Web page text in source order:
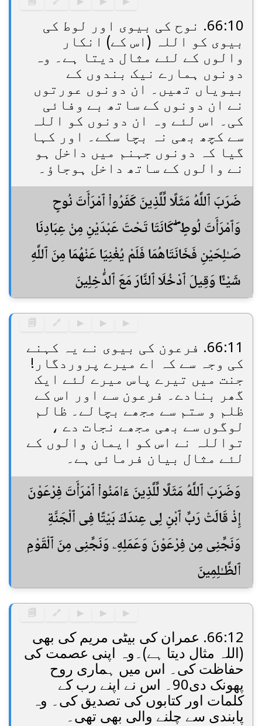
▶
▶
▶
🔗
🗐
66:10. نوح کی بیوی اور لوط کی
بیوی کو اللہ (اس کے) انکار
والوں کے لئے مثال دیتا ہے۔ وہ
دونوں ہمارے نیک بندوں کے
بیویاں تھیں۔ ان دونوں عورتوں
نے ان دونوں کے ساتھ بے وفائی
کی۔ اس لئے وہ ان دونوں کو اللہ
سے کچھ بھی نہ بچا سکے۔ اور کہا
گیا کہ دونوں جہنم میں داخل ہو
نے والوں کے ساتھ داخل ہوجاؤ۔
ضَرَبَ ٱللَّهُ مَثَلًا لِّلَّذِينَ كَفَرُوا۟ ٱمْرَأَتَ نُوحٍ
وَٱمْرَأَتَ لُوطٍ ۖ كَانَتَا تَحْتَ عَبْدَيْنِ مِنْ عِبَادِنَا
صَـٰلِحَيْنِ فَخَانَتَاهُمَا فَلَمْ يُغْنِيَا عَنْهُمَا مِنَ ٱللَّهِ
شَيْـًٔا وَقِيلَ ٱدْخُلَا ٱلنَّارَ مَعَ ٱلدَّٰخِلِينَ
▶
▶
▶
🔗
🗐
66:11. فرعون کی بیوی نے یہ کہنے
کی وجہ سے کہ اے میرے پروردگار!
جنت میں تیرے پاس میرے لئے ایک
گھر بنادے۔ فرعون سے اور اس کے
ظلم و ستم سے مجھے بچالے۔ ظالم
لوگوں سے بھی مجھے نجات دے ،
تواللہ نے اس کو ایمان والوں کے
لئے مثال بیان فرمائی ہے۔
وَضَرَبَ ٱللَّهُ مَثَلًا لِّلَّذِينَ ءَامَنُوا۟ ٱمْرَأَتَ فِرْعَوْنَ
إِذْ قَالَتْ رَبِّ ٱبْنِ لِى عِندَكَ بَيْتًا فِى ٱلْجَنَّةِ
وَنَجِّنِى مِن فِرْعَوْنَ وَعَمَلِهِۦ وَنَجِّنِى مِنَ ٱلْقَوْمِ
ٱلظَّـٰلِمِينَ
▶
▶
▶
🔗
🗐
66:12. عمران کی بیٹی مریم کی بھی
(اللہ مثال دیتا ہے)۔وہ اپنی عصمت کی
حفاظت کی۔ اس میں ہماری روح
پھونک دی90۔ اس نے اپنے رب کے
کلمات اور کتابوں کی تصدیق کی۔ وہ
پابندی سے چلنے والی بھی تھی۔